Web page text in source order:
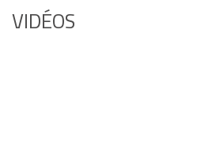
VIDÉOS